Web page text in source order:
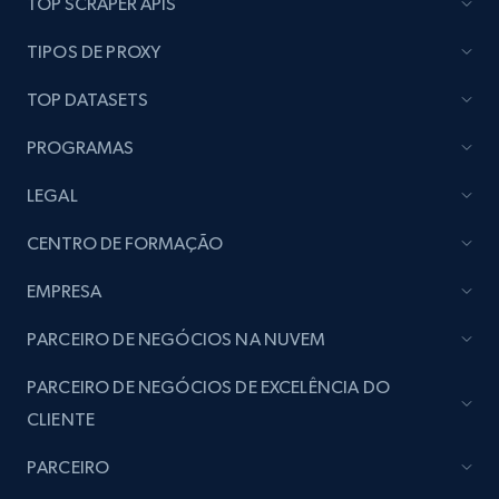
seller URL
URL, Title, Rating, Reviews, Initial price, Final
Lazada - Products - Discover products by
URL, Title, Rating, Reviews, Initial price, Final
price, Currency, Stock, and more.
992+ 165+ Comece agora
TIPOS DE PROXY
TOP DATASETS
PROGRAMAS
LEGAL
CENTRO DE FORMAÇÃO
EMPRESA
PARCEIRO DE NEGÓCIOS NA NUVEM
PARCEIRO DE NEGÓCIOS DE EXCELÊNCIA DO
CLIENTE
PARCEIRO